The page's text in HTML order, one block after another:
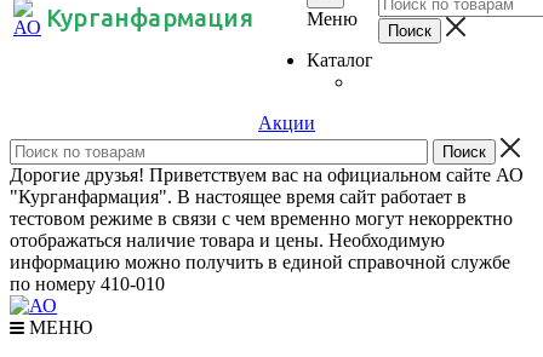
Курганфармация
Меню
Каталог
Акции
Дорогие друзья! Приветствуем вас на официальном сайте АО
"Курганфармация". В настоящее время сайт работает в
тестовом режиме в связи с чем временно могут некорректно
отображаться наличие товара и цены. Необходимую
информацию можно получить в единой справочной службе
по номеру 410-010
МЕНЮ